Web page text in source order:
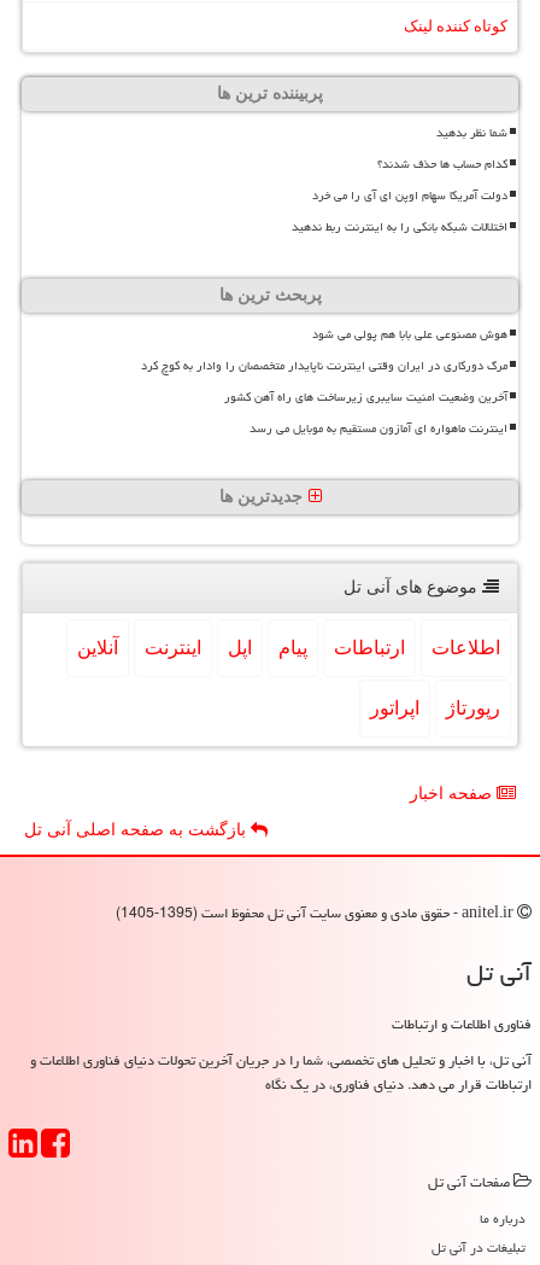
کوتاه کننده لینک
پربیننده ترین ها
شما نظر بدهید
کدام حساب ها حذف شدند؟
دولت آمریکا سهام اوپن ای آی را می خرد
اختلالات شبکه بانکی را به اینترنت ربط ندهید
پربحث ترین ها
هوش مصنوعی علی بابا هم پولی می شود
مرگ دورکاری در ایران وقتی اینترنت ناپایدار متخصصان را وادار به کوچ کرد
آخرین وضعیت امنیت سایبری زیرساخت های راه آهن کشور
اینترنت ماهواره ای آمازون مستقیم به موبایل می رسد
جدیدترین ها
موضوع های آنی تل
اطلاعات ارتباطات پیام اپل اینترنت آنلاین
رپورتاژ اپراتور
صفحه اخبار
بازگشت به صفحه اصلی آنی تل
آنی تل
فناوری اطلاعات و ارتباطات
آنی تل، با اخبار و تحلیل های تخصصی، شما را در جریان آخرین تحولات دنیای فناوری اطلاعات و
ارتباطات قرار می دهد. دنیای فناوری، در یک نگاه
صفحات آنی تل
درباره ما
تبلیغات در آنی تل